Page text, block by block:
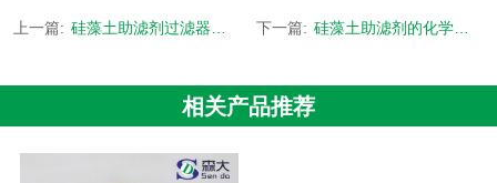
上一篇: 硅藻土助滤剂过滤器介绍 下一篇: 硅藻土助滤剂的化学组成成分
相关产品推荐